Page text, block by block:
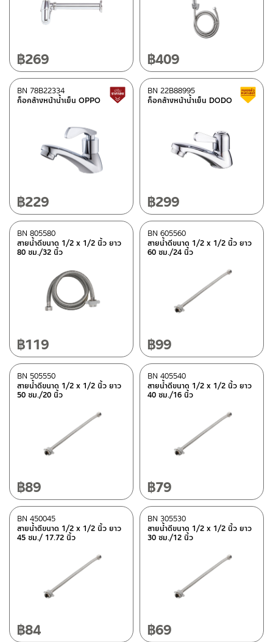
฿269 ฿409
ก็อกล้างหน้าน้ำเย็น OPPO
BN 78B22334 สินค้าปรับราคาลดลง
฿229
ก็อกล้างหน้าน้ำเย็น DODO
BN 22B88995
฿299
สายน้ำดีขนาด 1/2 x 1/2 นิ้ว ยาว
80 ซม./32 นิ้ว
BN 805580
฿119
สายน้ำดีขนาด 1/2 x 1/2 นิ้ว ยาว
60 ซม./24 นิ้ว
BN 605560
฿99
สายน้ำดีขนาด 1/2 x 1/2 นิ้ว ยาว
50 ซม./20 นิ้ว
BN 505550
฿89
สายน้ำดีขนาด 1/2 x 1/2 นิ้ว ยาว
40 ซม./16 นิ้ว
BN 405540
฿79
สายน้ำดีขนาด 1/2 x 1/2 นิ้ว ยาว
45 ซม./ 17.72 นิ้ว
BN 450045
฿84
สายน้ำดีขนาด 1/2 x 1/2 นิ้ว ยาว
30 ซม./12 นิ้ว
BN 305530
฿69